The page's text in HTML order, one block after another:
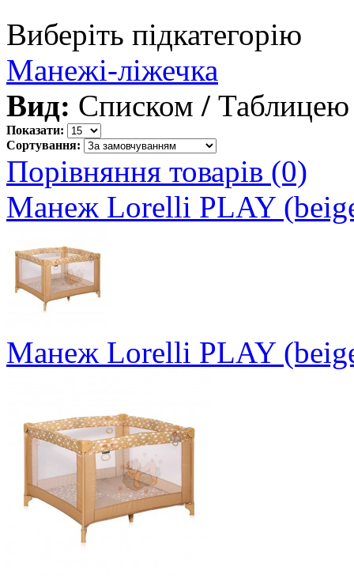
Виберіть підкатегорію
Манежі-ліжечка
Вид: Списком / Таблицею
Показати:
Сортування:
Порівняння товарів (0)
Манеж Lorelli PLAY
Манеж Lorelli PLAY